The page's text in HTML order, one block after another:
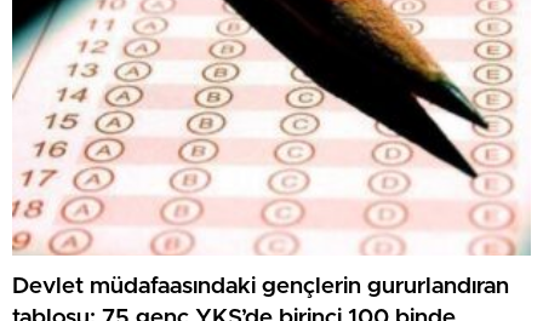
Devlet müdafaasındaki gençlerin gururlandıran